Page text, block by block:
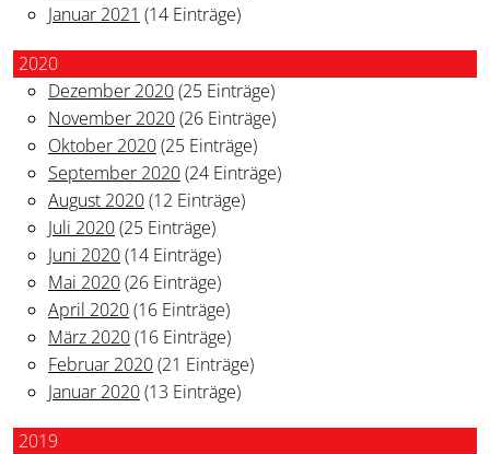
Januar 2021 (14 Einträge)
2020
Dezember 2020(25 Einträge)
November 2020(26 Einträge)
Oktober 2020(25 Einträge)
September 2020(24 Einträge)
August 2020(12 Einträge)
Juli 2020(25 Einträge)
Juni 2020(14 Einträge)
Mai 2020(26 Einträge)
April 2020(16 Einträge)
März 2020(16 Einträge)
Februar 2020(21 Einträge)
Januar 2020(13 Einträge)
2019